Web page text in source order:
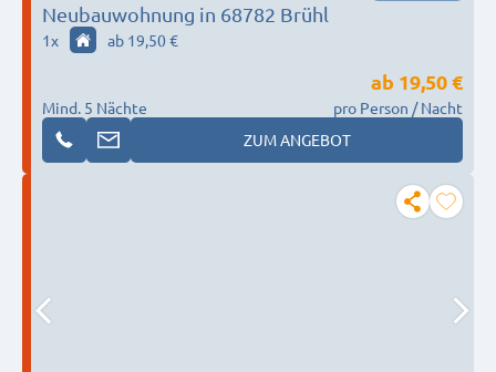
Neubauwohnung in 68782 Brühl
1x ab 19,50 €
Mind. 5 Nächte
ab 19,50 €
pro Person / Nacht
ZUM ANGEBOT